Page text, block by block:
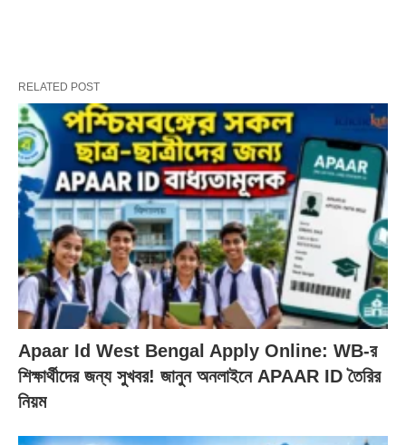
RELATED POST
Apaar Id West Bengal Apply Online: WB-র
শিক্ষার্থীদের জন্য সুখবর! জানুন অনলাইনে APAAR ID তৈরির
নিয়ম